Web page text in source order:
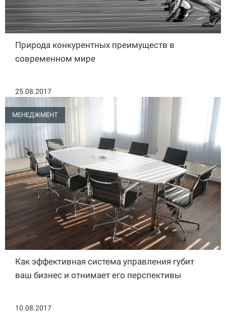
Природа конкурентных преимуществ в
современном мире
25.08.2017
МЕНЕДЖМЕНТ
Как эффективная система управления губит
ваш бизнес и отнимает его перспективы
10.08.2017